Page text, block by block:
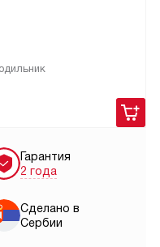
Гарантия
2 года
Сделано в
Сербии